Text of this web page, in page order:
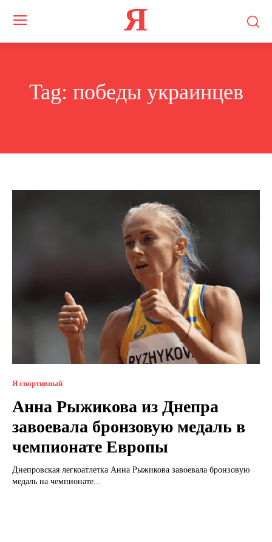
Я
Tag: победы украинцев
Я спортивный
Анна Рыжикова из Днепра
завоевала бронзовую медаль в
чемпионате Европы
Днепровская легкоатлетка Анна Рыжикова завоевала бронзовую
медаль на чемпионате...